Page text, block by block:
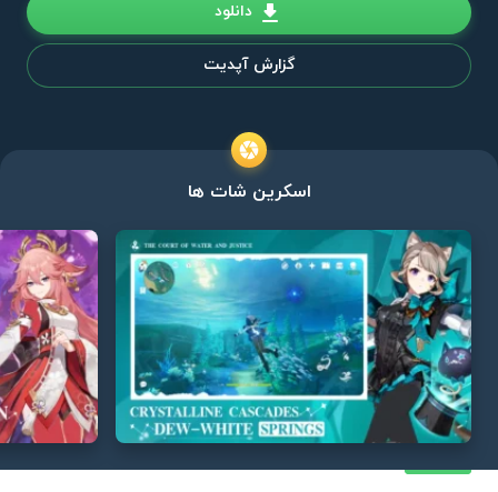
دانلود
گزارش آپدیت
اسکرین شات ها